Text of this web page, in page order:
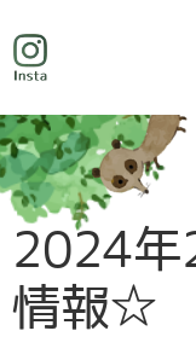
2024
情報☆